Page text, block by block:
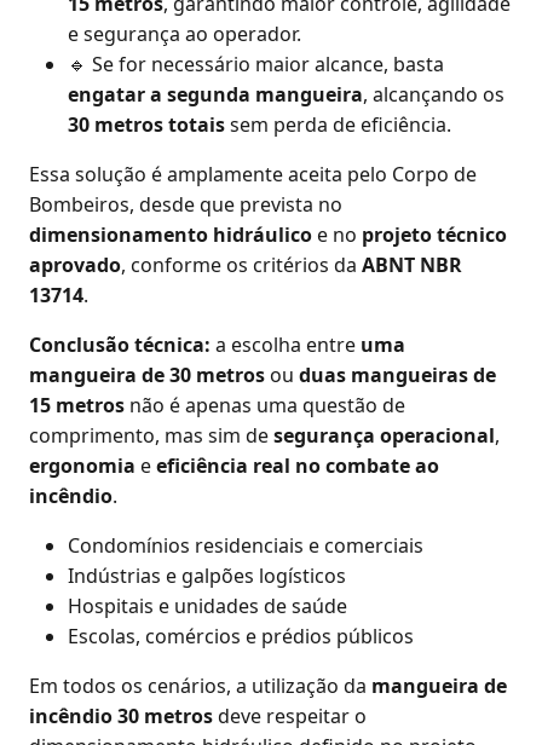
e segurança ao operador.
🔹 Se for necessário maior alcance, basta
engatar a segunda mangueira, alcançando os
30 metros totaissem perda de eficiência.
Essa solução é amplamente aceita pelo Corpo de
Bombeiros, desde que prevista no
dimensionamento hidráulicoe no projeto técnico
aprovado, conforme os critérios da ABNT NBR
13714.
Conclusão técnica: a escolha entre uma
mangueira de 30 metrosou duas mangueiras de
15 metros não é apenas uma questão de
comprimento, mas sim desegurança operacional,
ergonomia eeficiência real no combate ao
incêndio.
Condomínios residenciais e comerciais
Indústrias e galpões logísticos
Hospitais e unidades de saúde
Escolas, comércios e prédios públicos
Em todos os cenários, a utilização da mangueira de
incêndio 30 metrosdeve respeitar o